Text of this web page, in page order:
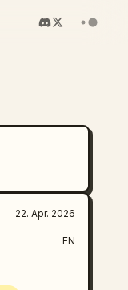
22. Apr. 2026
EN